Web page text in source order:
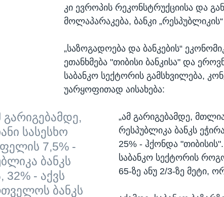
კი ევროპის რეკონსტრუქციისა და
მოლაპარაკება, ბანკი
„საზოგადოება და ბანკების“
ეთანხმება "თიბისი ბანკისა" და
საბანკო სექტორის გამსხვილება,
უარყოფითად აისახება:
გარიგებამდე,
სასესხო
7,5% -
ბანკს
32% - აქვს
ბანკს
„ამ გარიგებამდე,
რესპუბლიკა ბანკს
25% - ჰქონდა
საბანკო სექტორის
65-ზე ანუ 2/3-ზე მეტი,